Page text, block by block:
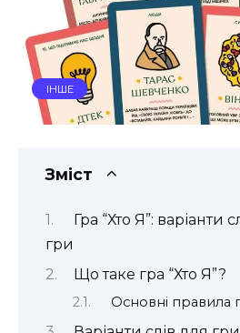
ІНШЕ
Зміст
Гра “Хто Я”: варіанти
гри
Що таке гра “Хто Я”?
Основні правила